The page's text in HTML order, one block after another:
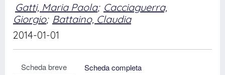
Gatti, Maria Paola; Cacciaguerra,
Giorgio; Battaino, Claudia
2014-01-01
Scheda breve
Scheda completa